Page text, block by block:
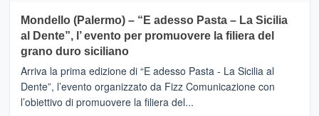
e
messaggi
di
CASTIGLIONE
DI
SICILIA
(Ct)
–
Il
Borgo
Mondello (Palermo) – “E adesso Pasta – La Sicilia
al Dente”, l’ evento per promuovere la filiera del
grano duro siciliano
Arriva la prima edizione di “E adesso Pasta - La Sicilia al
Dente”, l’evento organizzato da Fizz Comunicazione con
l’obiettivo di promuovere la filiera del...